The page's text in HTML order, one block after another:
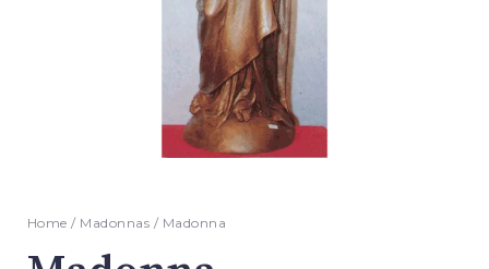
Home / Madonnas / Madonna